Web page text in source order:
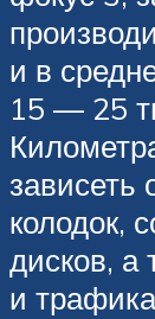
и в
15 — 25
зависеть
колодок,
дисков, а
и